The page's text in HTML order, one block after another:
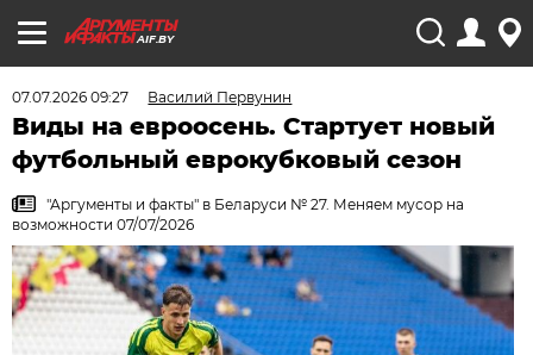
AIF.BY
07.07.2026 09:27 Василий Первунин
Виды на евроосень. Стартует новый
футбольный еврокубковый сезон
"Аргументы и факты" в Беларуси № 27. Меняем мусор на
возможности 07/07/2026